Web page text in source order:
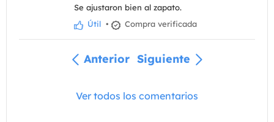
Se ajustaron bien al zapato.
Útil • Compra verificada
Anterior Siguiente
Ver todos los comentarios